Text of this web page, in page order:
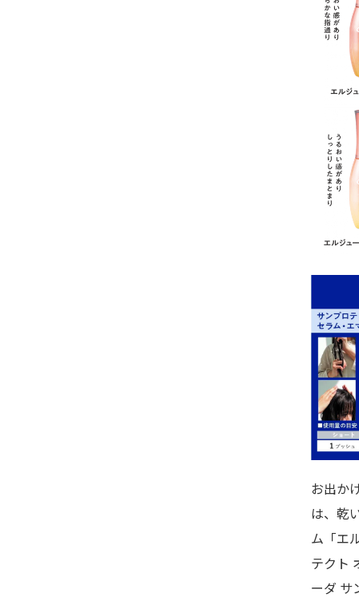
お出か
は、乾
ム「エ
テクト
ーダ サ